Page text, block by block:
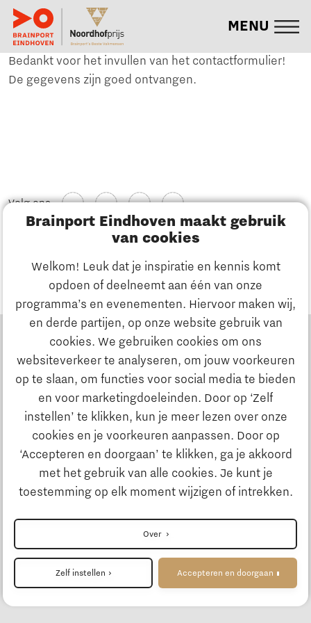
Brainport Eindhoven maakt gebruik
van cookies
Welkom! Leuk dat je inspiratie en kennis komt
opdoen of deelneemt aan één van onze
programma’s en evenementen. Hiervoor maken wij,
en derde partijen, op onze website gebruik van
cookies. We gebruiken cookies om ons
websiteverkeer te analyseren, om jouw voorkeuren
op te slaan, om functies voor social media te bieden
en voor marketingdoeleinden. Door op ‘Zelf
instellen’ te klikken, kun je meer lezen over onze
cookies en je voorkeuren aanpassen. Door op
‘Accepteren en doorgaan’ te klikken, ga je akkoord
met het gebruik van alle cookies. Je kunt je
toestemming op elk moment wijzigen of intrekken.
Over
Zelf instellen Accepteren en doorgaan
MENU
Bedankt voor het invullen van het contactformulier!
De gegevens zijn goed ontvangen.
Volg ons
Cookieinstellingen